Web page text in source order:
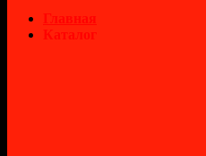
Главная
Каталог